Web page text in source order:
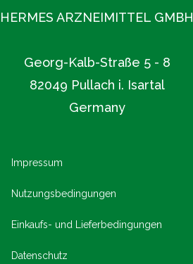
HERMES ARZNEIMITTEL GMBH
Georg-Kalb-Straße 5 - 8
82049 Pullach i. Isartal
Germany